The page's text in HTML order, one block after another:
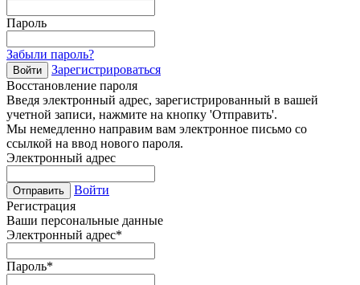
Пароль
Забыли пароль?
Войти
Зарегистрироваться
Восстановление пароля
Введя электронный адрес, зарегистрированный в вашей
учетной записи, нажмите на кнопку 'Отправить'.
Мы немедленно направим вам электронное письмо со
ссылкой на ввод нового пароля.
Электронный адрес
Отправить
Войти
Регистрация
Ваши персональные данные
Электронный адрес*
Пароль*